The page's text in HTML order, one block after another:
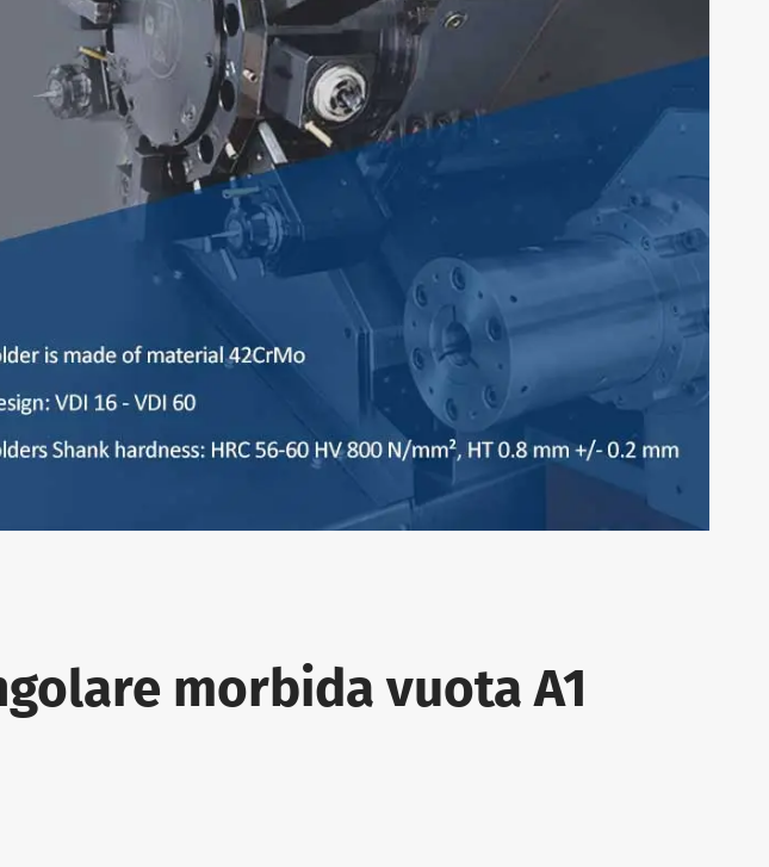
morbida vuota A1